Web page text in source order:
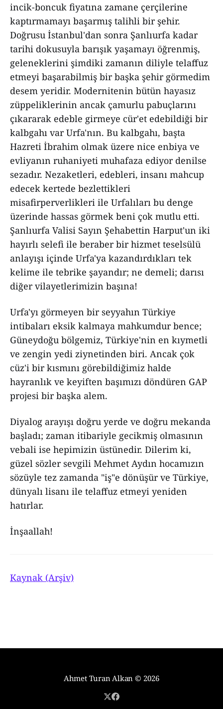
incik-boncuk fiyatına zamane çerçilerine
kaptırmamayı başarmış talihli bir şehir.
Doğrusu İstanbul'dan sonra Şanlıurfa kadar
tarihi dokusuyla barışık yaşamayı öğrenmiş,
geleneklerini şimdiki zamanın diliyle telaffuz
etmeyi başarabilmiş bir başka şehir görmedim
desem yeridir. Modernitenin bütün hayasız
züppeliklerinin ancak çamurlu pabuçlarını
çıkararak edeble girmeye cür'et edebildiği bir
kalbgahı var Urfa'nın. Bu kalbgahı, başta
Hazreti İbrahim olmak üzere nice enbiya ve
evliyanın ruhaniyeti muhafaza ediyor denilse
sezadır. Nezaketleri, edebleri, insanı mahcup
edecek kertede bezlettikleri
misafirperverlikleri ile Urfalıları bu denge
üzerinde hassas görmek beni çok mutlu etti.
Şanlıurfa Valisi Sayın Şehabettin Harput'un iki
hayırlı selefi ile beraber bir hizmet teselsülü
anlayışı içinde Urfa'ya kazandırdıkları tek
kelime ile tebrike şayandır; ne demeli; darısı
diğer vilayetlerimizin başına!
Urfa'yı görmeyen bir seyyahın Türkiye
intibaları eksik kalmaya mahkumdur bence;
Güneydoğu bölgemiz, Türkiye'nin en kıymetli
ve zengin yedi ziynetinden biri. Ancak çok
cüz'i bir kısmını görebildiğimiz halde
hayranlık ve keyiften başımızı döndüren GAP
projesi bir başka alem.
Diyalog arayışı doğru yerde ve doğru mekanda
başladı; zaman itibariyle gecikmiş olmasının
vebali ise hepimizin üstünedir. Dilerim ki,
güzel sözler sevgili Mehmet Aydın hocamızın
sözüyle tez zamanda "iş"e dönüşür ve Türkiye,
dünyalı lisanı ile telaffuz etmeyi yeniden
hatırlar.
İnşaallah!
Kaynak (Arşiv)
Ahmet Turan Alkan © 2026